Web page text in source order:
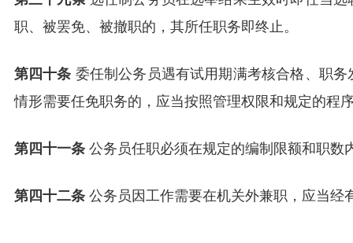
职、被罢免、被撤职的，其所任职务即终止。
第四十条 委任制公务员遇有试用期满考核合格、职
情形需要任免职务的，应当按照管理权限和规定的程
第四十一条公务员任职必须在规定的编制限额和职数
第四十二条公务员因工作需要在机关外兼职，应当经